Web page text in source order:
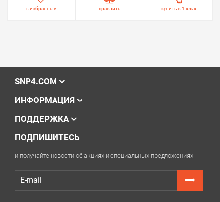
в избранные сравнить купить в 1 клик
SNP4.COM
ИНФОРМАЦИЯ
ПОДДЕРЖКА
ПОДПИШИТЕСЬ
и получайте новости об акциях и специальных предложениях